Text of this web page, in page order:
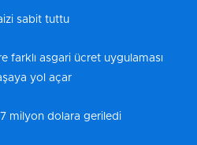
sabit tuttu
farklı asgari ücret uygulaması
yol açar
milyon dolara geriledi